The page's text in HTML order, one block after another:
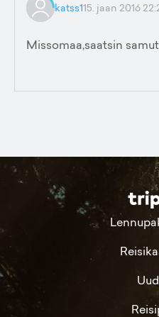
katss115. jaan 2016
Missomaa,saatsin